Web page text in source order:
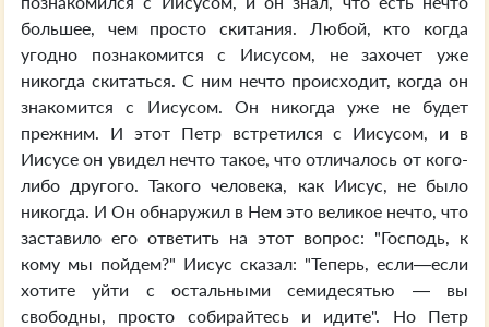
большее, чем просто скитания. Любой, кто когда
угодно познакомится с Иисусом, не захочет уже
никогда скитаться. С ним нечто происходит, когда он
знакомится с Иисусом. Он никогда уже не будет
прежним. И этот Петр встретился с Иисусом, и в
Иисусе он увидел нечто такое, что отличалось от кого-
либо другого. Такого человека, как Иисус, не было
никогда. И Он обнаружил в Нем это великое нечто, что
заставило его ответить на этот вопрос: "Господь, к
кому мы пойдем?" Иисус сказал: "Теперь, если—если
хотите уйти с остальными семидесятью — вы
свободны, просто собирайтесь и идите". Но Петр